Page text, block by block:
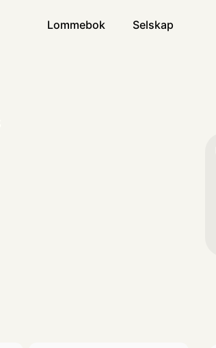
Lommebok Selskap